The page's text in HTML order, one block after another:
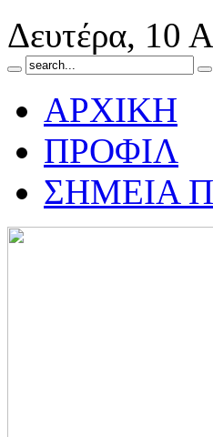
Δευτέρα, 10
ΑΡΧΙΚΗ
ΠΡΟΦΙΛ
ΣΗΜΕΙΑ